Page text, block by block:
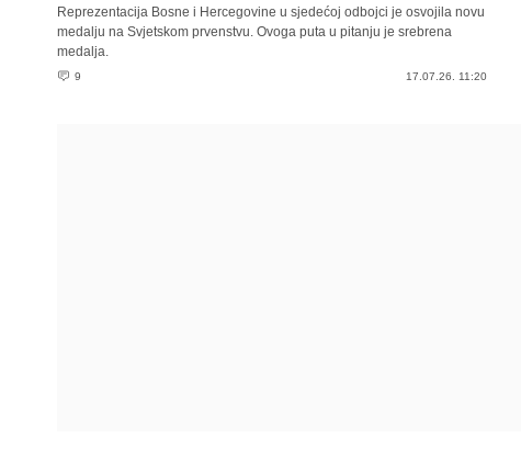
Reprezentacija Bosne i Hercegovine u sjedećoj odbojci je osvojila novu
medalju na Svjetskom prvenstvu. Ovoga puta u pitanju je srebrena
medalja.
9 17.07.26. 11:20